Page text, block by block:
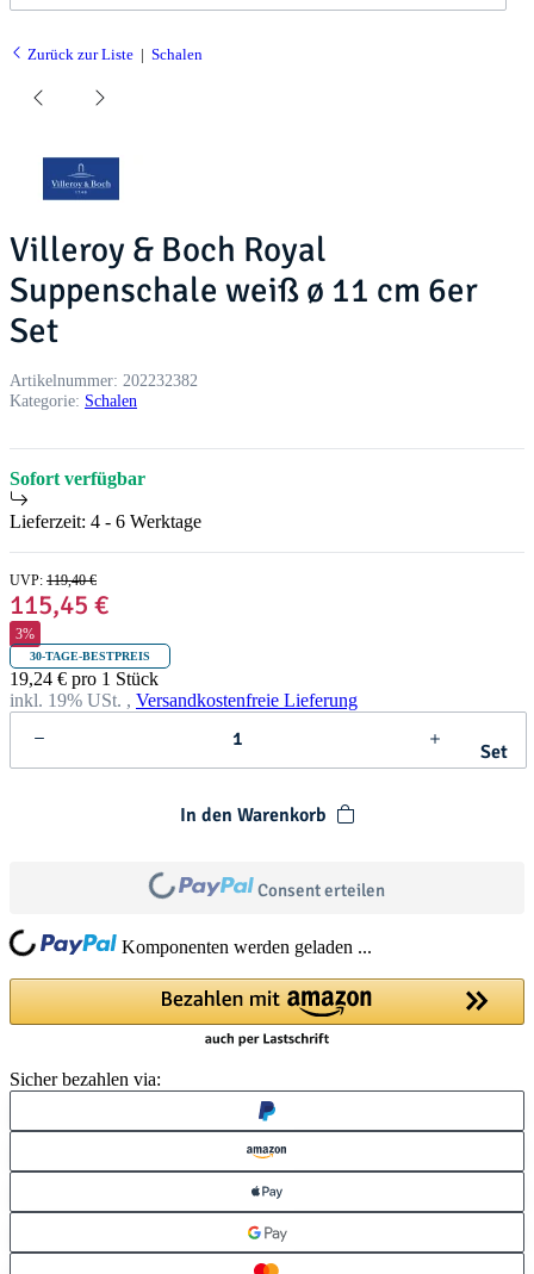
Zurück zur Liste Schalen
Villeroy & Boch Royal
Suppenschale weiß ø 11 cm 6er
Set
Artikelnummer: 202232382
Kategorie: Schalen
Sofort verfügbar
Lieferzeit: 4 - 6 Werktage
UVP: 119,40 €
115,45 €
3%
30-TAGE-BESTPREIS
19,24 € pro 1 Stück
inkl. 19% USt. , Versandkostenfreie Lieferung
Set
In den Warenkorb
Loading... Consent erteilen
Loading... Komponenten werden geladen ...
Sicher bezahlen via: